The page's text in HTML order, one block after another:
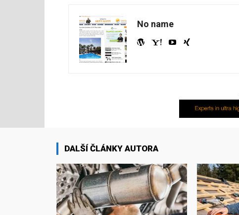
No name
DALŠÍ ČLÁNKY AUTORA